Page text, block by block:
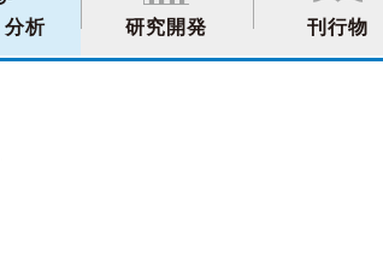
分析 研究開発 刊行物